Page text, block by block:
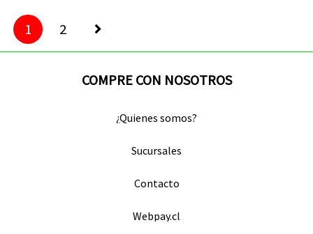
1 2
COMPRE CON NOSOTROS
¿Quienes somos?
Sucursales
Contacto
Webpay.cl